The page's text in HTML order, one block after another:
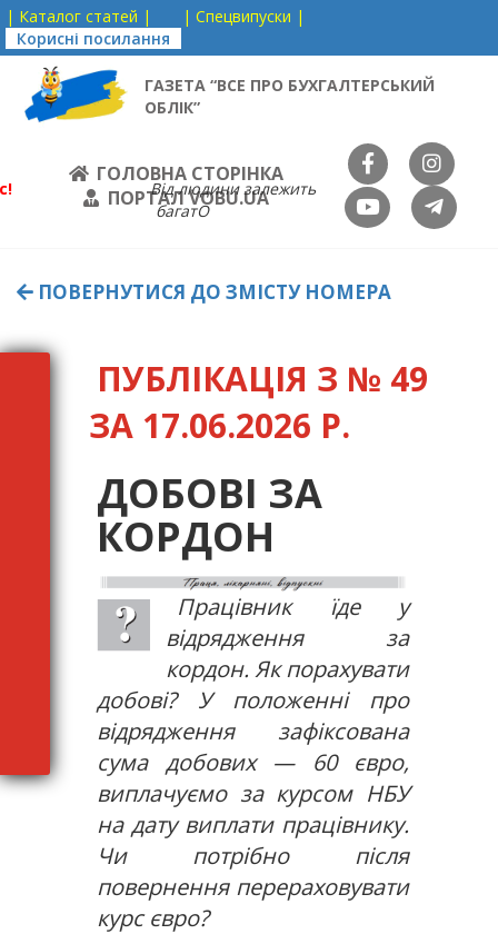
| Каталог статей |
| Спецвипуски |
Корисні посилання
ГАЗЕТА “ВСЕ ПРО БУХГАЛТЕРСЬКИЙ
ОБЛІК”
ГОЛОВНА СТОРІНКА
ПОРТАЛ VOBU.UA
Від людини залежить
багатО
ПОВЕРНУТИСЯ ДО ЗМІСТУ НОМЕРА
ПУБЛІКАЦІЯ З № 49
ЗА 17.06.2026 Р.
ДОБОВІ ЗА
КОРДОН
Працівник їде у
відрядження за
кордон. Як порахувати
добові? У положенні про
відрядження зафіксована
сума добових — 60 євро,
виплачуємо за курсом НБУ
на дату виплати працівнику.
Чи потрібно після
повернення перераховувати
курс євро?